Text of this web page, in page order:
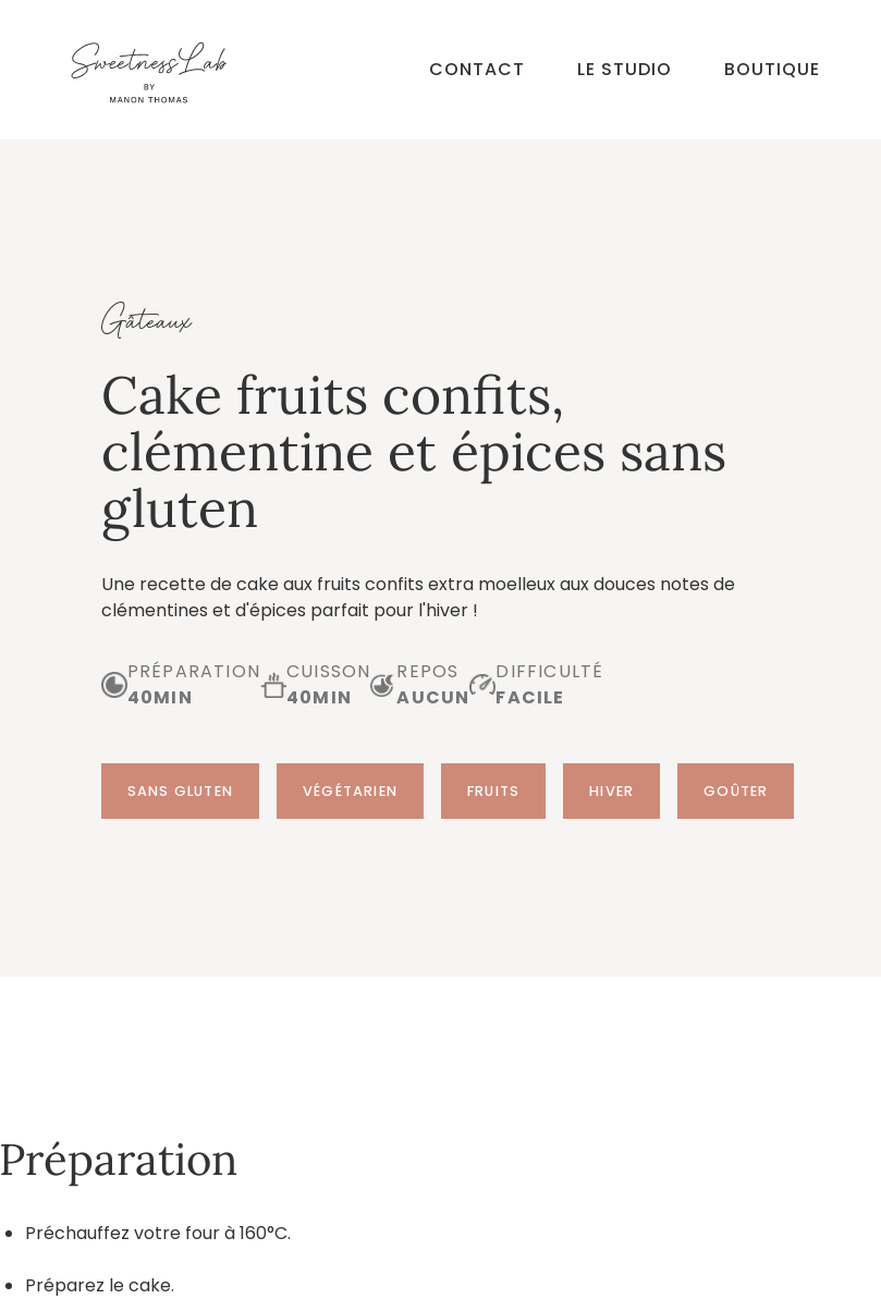
CONTACT LE STUDIO BOUTIQUE
Gâteaux
Cake fruits confits,
clémentine et épices sans
gluten
Une recette de cake aux fruits confits extra moelleux aux douces notes de
clémentines et d'épices parfait pour l'hiver !
PRÉPARATION
40MIN
CUISSON
40MIN
REPOS
AUCUN
DIFFICULTÉ
FACILE
SANS GLUTEN VÉGÉTARIEN FRUITS HIVER GOÛTER
Préparation
Préchauffez votre four à 160°C.
Préparez le cake.